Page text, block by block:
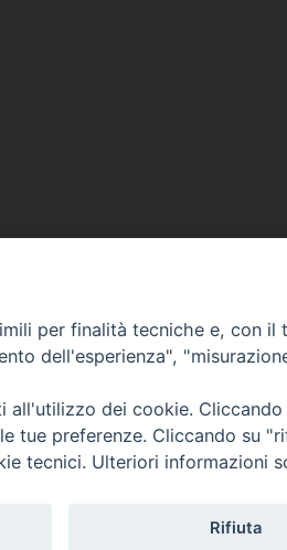
© 2021 Diocesi di Città
per finalità tecniche e, con
dell'esperienza",
all'utilizzo dei cookie.
tue preferenze. Cliccando su
tecnici. Ulteriori informazioni
Rifiuta